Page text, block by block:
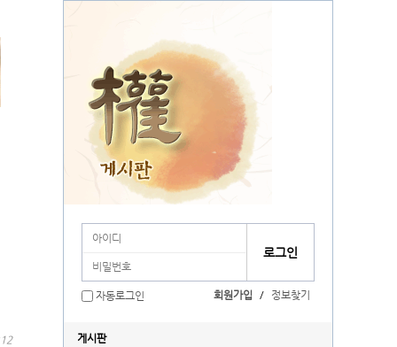
자동로그인 회원가입 / 정보찾기
게시판